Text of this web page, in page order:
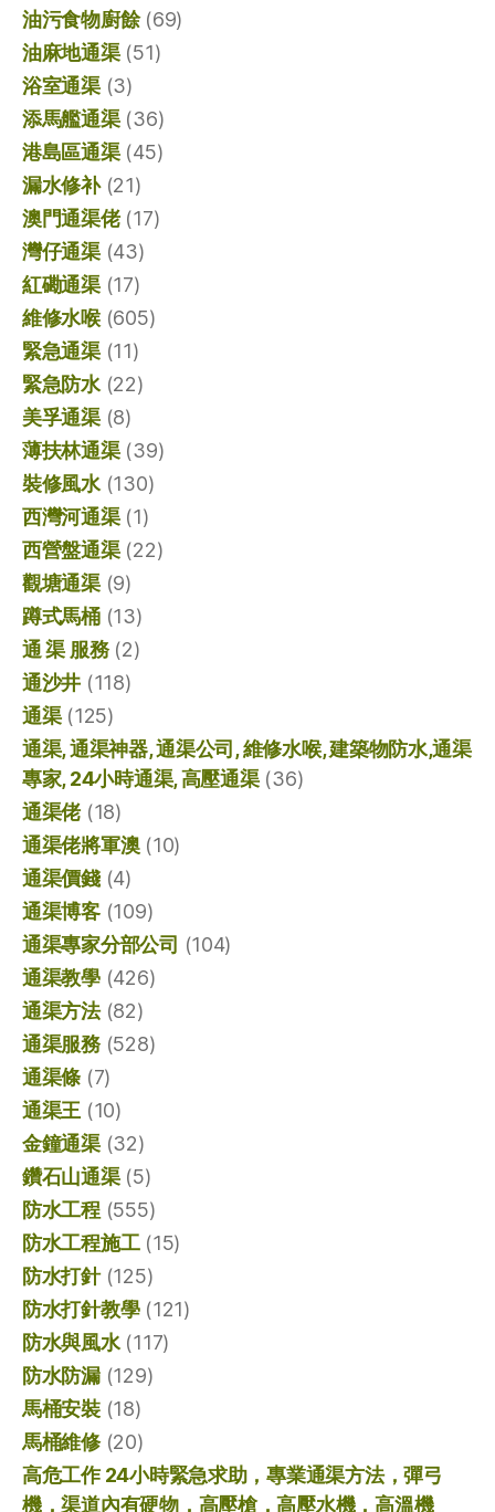
油污食物廚餘(69)
油麻地通渠(51)
浴室通渠(3)
添馬艦通渠(36)
港島區通渠(45)
漏水修补(21)
澳門通渠佬(17)
灣仔通渠(43)
紅磡通渠(17)
維修水喉(605)
緊急通渠(11)
緊急防水(22)
美孚通渠(8)
薄扶林通渠(39)
裝修風水(130)
西灣河通渠(1)
西營盤通渠(22)
觀塘通渠(9)
蹲式馬桶(13)
通 渠 服務(2)
通沙井 (118)
通渠(125)
通渠, 通渠神器, 通渠公司, 維修水喉, 建築物防水,通渠
專家, 24小時通渠, 高壓通渠(36)
通渠佬(18)
通渠佬將軍澳(10)
通渠價錢(4)
通渠博客(109)
通渠專家分部公司 (104)
通渠教學(426)
通渠方法(82)
通渠服務(528)
通渠條 (7)
通渠王 (10)
金鐘通渠(32)
鑽石山通渠(5)
防水工程(555)
防水工程施工(15)
防水打針(125)
防水打針教學(121)
防水與風水(117)
防水防漏(129)
馬桶安裝(18)
馬桶維修(20)
高危工作 24小時緊急求助，專業通渠方法，彈弓
機，渠道內有硬物，高壓槍，高壓水機，高溫機